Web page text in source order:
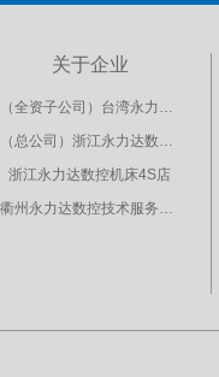
关于企业
（全资子公司）台湾永力达机械工业股份有限公司
（总公司）浙江永力达数控科技股份有限公司
浙江永力达数控机床4S店
衢州永力达数控技术服务公司